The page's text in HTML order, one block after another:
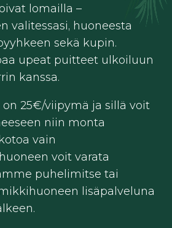
lomailla –
valitessasi, huoneesta
sekä kupin.
upeat puitteet ulkoiluun
kanssa.
25€/viipymä ja sillä voit
niin monta
vain
voit varata
puhelimitse tai
lisäpalveluna